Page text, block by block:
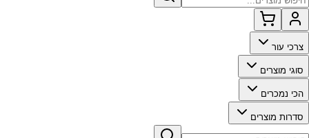
צרכי עור
סוגי מוצרים
הכי נמכרים
סדרות מוצרים